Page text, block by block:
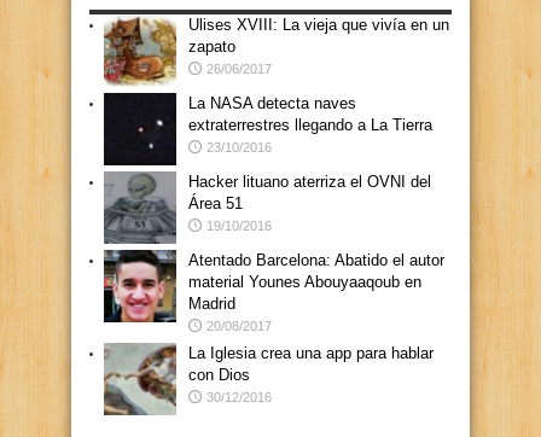
Ulises XVIII: La vieja que vivía en un
zapato
26/06/2017
La NASA detecta naves
extraterrestres llegando a La Tierra
23/10/2016
Hacker lituano aterriza el OVNI del
Área 51
19/10/2016
Atentado Barcelona: Abatido el autor
material Younes Abouyaaqoub en
Madrid
20/08/2017
La Iglesia crea una app para hablar
con Dios
30/12/2016